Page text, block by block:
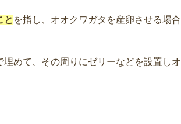
と を指し、オオクワガタを産卵させる場合
めて、その周りにゼリーなどを設置しオ